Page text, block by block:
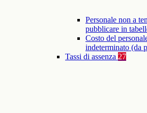
Personale non a
pubblicare in
Costo del
indeterminato (da
Tassi di assenza 27